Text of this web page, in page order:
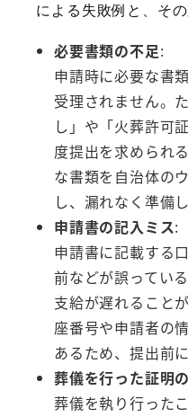
による失敗例と、そ
必要書類の不足:
申請時に必要な書
受理されません。
し」や「火葬許可
度提出を求められ
な書類を自治体の
し、漏れなく準備
申請書の記入ミス:
申請書に記載する
前などが誤ってい
支給が遅れること
座番号や申請者の
あるため、提出前
葬儀を行った証明
葬儀を執り行った